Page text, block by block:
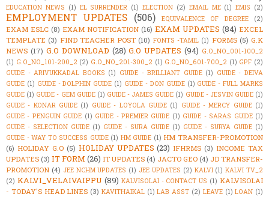
EDUCATION NEWS (1) EL SURRENDER (1) ELECTION (2) EMAIL ME (1) EMIS (2)
EMPLOYMENT UPDATES (506) EQUIVALENCE OF DEGREE (2)
EXAM ESLC (8) EXAM NOTIFICATION (16) EXAM UPDATES (84) EXCEL
TEMPLATE (3) FIND TEACHER POST (10) FONTS -TAMIL (1) FORMS (5) G.K
NEWS (17) G.O DOWNLOAD (28) G.O UPDATES (94) G.O_NO_001-100_2
(1) G.O_NO_101-200_2 (2) G.O_NO_201-300_2 (1) G.O_NO_601-700_2 (1) GPF (2)
GUIDE - ARIVUKKADAL BOOKS (1) GUIDE - BRILLIANT GUIDE (1) GUIDE - DEIVA
GUIDE (1) GUIDE - DOLPHIN GUIDE (1) GUIDE - DON GUIDE (1) GUIDE - FULL MARKS
GUIDE (1) GUIDE - GEM GUIDE (1) GUIDE - JAMES GUIDE (1) GUIDE - JESVIN GUIDE (1)
GUIDE - KONAR GUIDE (1) GUIDE - LOYOLA GUIDE (1) GUIDE - MERCY GUIDE (1)
GUIDE - PENGUIN GUIDE (1) GUIDE - PREMIER GUIDE (1) GUIDE - SARAS GUIDE (1)
GUIDE - SELECTION GUIDE (1) GUIDE - SURA GUIDE (1) GUIDE - SURYA GUIDE (1)
GUIDE - WAY TO SUCCESS GUIDE (1) HM GUIDE (1) HM TRANSFER-PROMOTION
(6) HOLIDAY G.O (5) HOLIDAY UPDATES (23) IFHRMS (3) INCOME TAX
UPDATES (3) IT FORM (26) IT UPDATES (4) JACTO GEO (4) JD TRANSFER-
PROMOTION (4) JEE NCHM UPDATES (1) JEE UPDATES (2) KALVI (1) KALVI TV_2
(2) KALVI_VELAIVAIPPU (89) KALVISOLAI - CONTACT US (1) KALVISOLAI
- TODAY'S HEAD LINES (3) KAVITHAIKAL (1) LAB ASST (2) LEAVE (1) LOAN (1)